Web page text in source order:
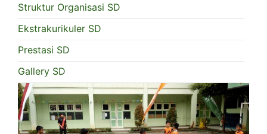
Struktur Organisasi SD
Ekstrakurikuler SD
Prestasi SD
Gallery SD